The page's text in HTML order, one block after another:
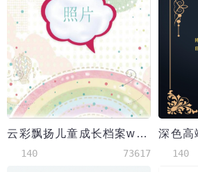
云彩飘扬儿童成长档案word模板
140 73617 140